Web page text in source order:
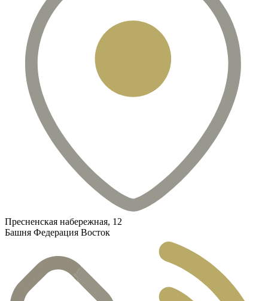
Пресненская набережная, 12
Башня Федерация Восток